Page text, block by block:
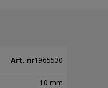
Art. nr1965530
10 mm